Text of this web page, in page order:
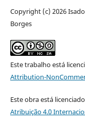
Copyright (c) 2026
Borges
Este trabalho está
Attribution-
Este obra está
Atribuição 4.0